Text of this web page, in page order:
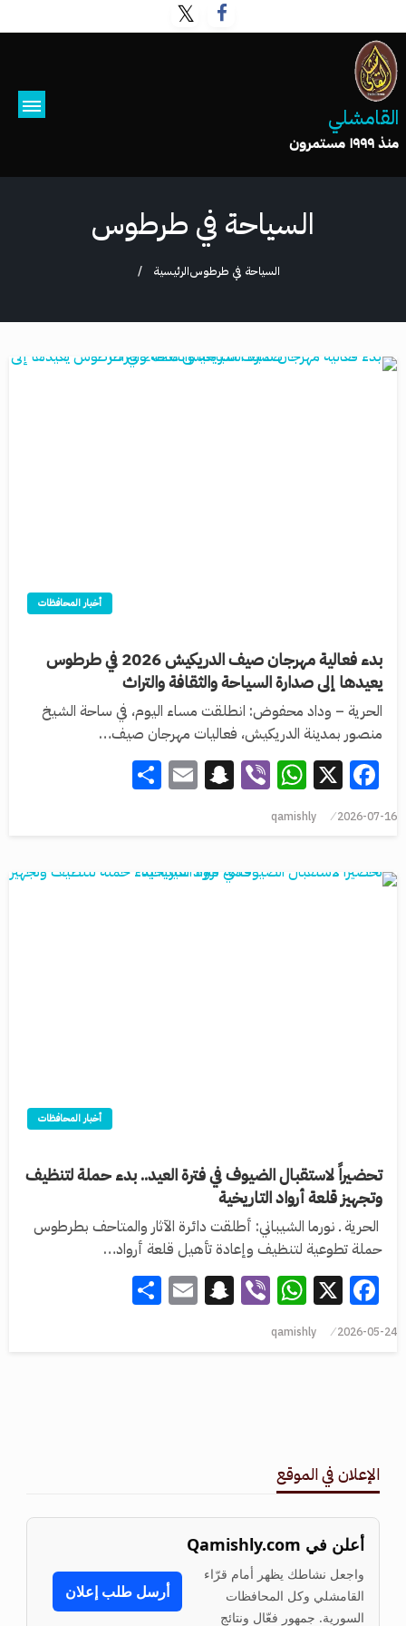
القامشلي
منذ ١٩٩٩ مستمرون
السياحة في طرطوس
الرئيسيةالسياحة في طرطوس
أخبار المحافظات
بدء فعالية مهرجان صيف الدريكيش 2026 في طرطوس
يعيدها إلى صدارة السياحة والثقافة والتراث
الحرية – وداد محفوض: انطلقت مساء اليوم، في ساحة الشيخ
منصور بمدينة الدريكيش، فعاليات مهرجان صيف…
Facebook
X
WhatsApp
Viber
Snapchat
Email
2026-07-16
qamishly
أخبار المحافظات
تحضيراً لاستقبال الضيوف في فترة العيد.. بدء حملة لتنظيف
وتجهيز قلعة أرواد التاريخية
الحرية ـ نورما الشيباني: أطلقت دائرة الآثار والمتاحف بطرطوس
حملة تطوعية لتنظيف وإعادة تأهيل قلعة أرواد…
Facebook
X
WhatsApp
Viber
Snapchat
Email
2026-05-24
qamishly
الإعلان في الموقع
أعلن في Qamishly.com
واجعل نشاطك يظهر أمام قرّاء
القامشلي وكل المحافظات
السورية. جمهور فعّال ونتائج
أرسل طلب إعلان